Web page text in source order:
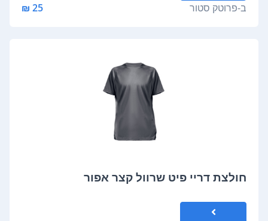
ב-פרוטק סטור 25 ₪
חולצת דריי פיט שרוול קצר אפור